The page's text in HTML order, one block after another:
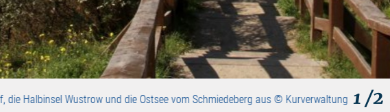
die Halbinsel Wustrow und die Ostsee vom Schmiedeberg aus © Kurverwaltung 1 /2